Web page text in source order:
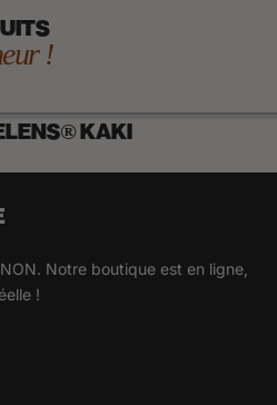
!
KAKI
Notre boutique est en ligne,
!